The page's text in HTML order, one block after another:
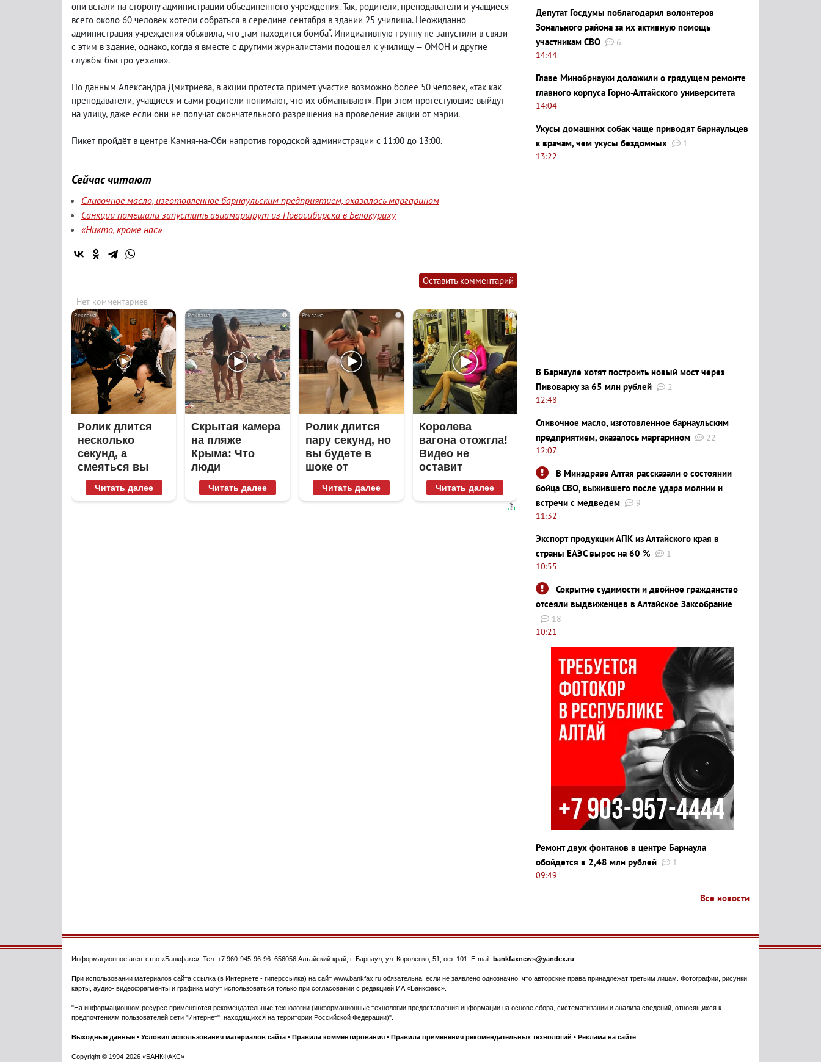
они встали на сторону администрации объединенного учреждения. Так, родители, преподаватели и учащиеся —
всего около 60 человек хотели собраться в середине сентября в здании 25 училища. Неожиданно
администрация учреждения объявила, что „там находится бомба“. Инициативную группу не запустили в связи
с этим в здание, однако, когда я вместе с другими журналистами подошел к училищу — ОМОН и другие
службы быстро уехали».
По данным Александра Дмитриева, в акции протеста примет участие возможно более 50 человек, «так как
преподаватели, учащиеся и сами родители понимают, что их обманывают». При этом протестующие выйдут
на улицу, даже если они не получат окончательного разрешения на проведение акции от мэрии.
Пикет пройдёт в центре Камня-на-Оби напротив городской администрации с 11:00 до 13:00.
Сейчас читают
Сливочное масло, изготовленное барнаульским предприятием, оказалось маргарином
Санкции помешали запустить авиамаршрут из Новосибирска в Белокуриху
«Никто, кроме нас»
Оставить комментарий
Нет комментариев
i
Ролик длится
несколько
секунд, а
смеяться вы
будете долго
Читать далее
i
Скрытая камера
на пляже
Крыма: Что
люди
вытворяют,
когда их не
Читать далее
i
Ролик длится
пару секунд, но
вы будете в
шоке от
увиденного
Читать далее
i
Королева
вагона отожгла!
Видео не
оставит
равнодушным
Читать далее
Депутат Госдумы поблагодарил волонтеров
Зонального района за их активную помощь
участникам СВО
6
14:44
Главе Минобрнауки доложили о грядущем ремонте
главного корпуса Горно-Алтайского университета
14:04
Укусы домашних собак чаще приводят барнаульцев
к врачам, чем укусы бездомных
1
13:22
В Барнауле хотят построить новый мост через
Пивоварку за 65 млн рублей
2
12:48
Сливочное масло, изготовленное барнаульским
предприятием, оказалось маргарином
22
12:07
В Минздраве Алтая рассказали о состоянии
бойца СВО, выжившего после удара молнии и
встречи с медведем
9
11:32
Экспорт продукции АПК из Алтайского края в
страны ЕАЭС вырос на 60 %
1
10:55
Сокрытие судимости и двойное гражданство
отсеяли выдвиженцев в Алтайское Заксобрание
18
10:21
Ремонт двух фонтанов в центре Барнаула
обойдется в 2,48 млн рублей
1
09:49
Все новости
Информационное агентство «Банкфакс» . Тел. +7 960-945-96-96 656056 Алтайский край, г. Барнаул ул. Короленко, 51, оф. 101 . E-mail: bankfaxnews@yandex.ru
При использовании материалов сайта ссылка (в Интернете - гиперссылка) на сайт www.bankfax.ru обязательна, если не заявлено однозначно, что авторские права принадлежат третьим лицам. Фотографии, рисунки,
карты, аудио- видеофрагменты и графика могут использоваться только при согласовании с редакцией ИА «Банкфакс».
"На информационном ресурсе применяются рекомендательные технологии (информационные технологии предоставления информации на основе сбора, систематизации и анализа сведений, относящихся к
предпочтениям пользователей сети "Интернет", находящихся на территории Российской Федерации)".
Выходные данные • Условия использования материалов сайта • Правила комментирования • Правила применения рекомендательных технологий • Реклама на сайте
Copyright © 1994-2026 «БАНКФАКС»